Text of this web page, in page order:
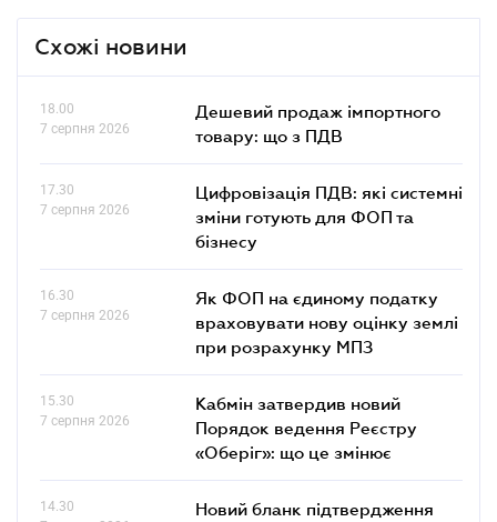
Схожі новини
18.00
7 серпня 2026
Дешевий продаж імпортного
товару: що з ПДВ
17.30
7 серпня 2026
Цифровізація ПДВ: які системні
зміни готують для ФОП та
бізнесу
16.30
7 серпня 2026
Як ФОП на єдиному податку
враховувати нову оцінку землі
при розрахунку МПЗ
15.30
7 серпня 2026
Кабмін затвердив новий
Порядок ведення Реєстру
«Оберіг»: що це змінює
14.30
Новий бланк підтвердження